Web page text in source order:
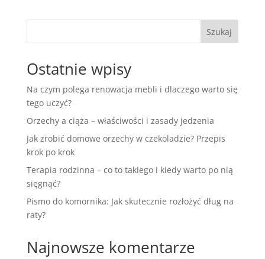
Szukaj
Ostatnie wpisy
Na czym polega renowacja mebli i dlaczego warto się
tego uczyć?
Orzechy a ciąża – właściwości i zasady jedzenia
Jak zrobić domowe orzechy w czekoladzie? Przepis
krok po krok
Terapia rodzinna – co to takiego i kiedy warto po nią
sięgnąć?
Pismo do komornika: Jak skutecznie rozłożyć dług na
raty?
Najnowsze komentarze